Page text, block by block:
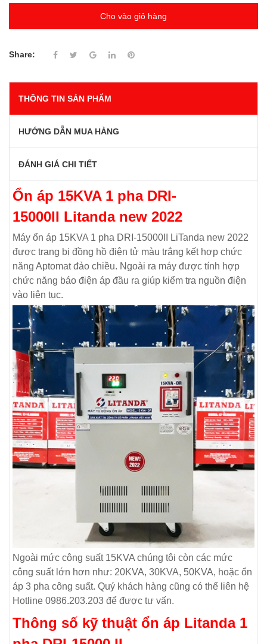
Cho vào giỏ hàng
Share:
THÔNG TIN SẢN PHẨM
HƯỚNG DẪN MUA HÀNG
ĐÁNH GIÁ CHI TIẾT
Ổn áp 15KVA 1 pha DRI-
15000II Litanda new 2022
Máy ổn áp 15KVA 1 pha DRI-15000II LiTanda new 2022
được trang bị đồng hồ điện tử màu trắng kết hợp chức
năng Aptomat đảo chiều. Ngoài ra máy được tính hợp
chức năng báo điện áp đầu ra giúp kiểm tra nguồn điện
vào liên tục.
Ngoài mức công suất 15KVA chúng tôi còn các mức
công suất lớn hơn như: 20KVA, 30KVA, 50KVA, hoặc ổn
áp 3 pha công suất. Quý khách hàng cũng có thể liên hệ
Hotline 0986.203.203 để được tư vấn.
Thông số kỹ thuật ổn áp Litanda 1